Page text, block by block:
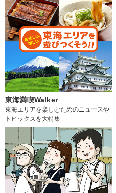
東海満喫Walker
東海エリアを楽しむためのニュースや
トピックスを大特集